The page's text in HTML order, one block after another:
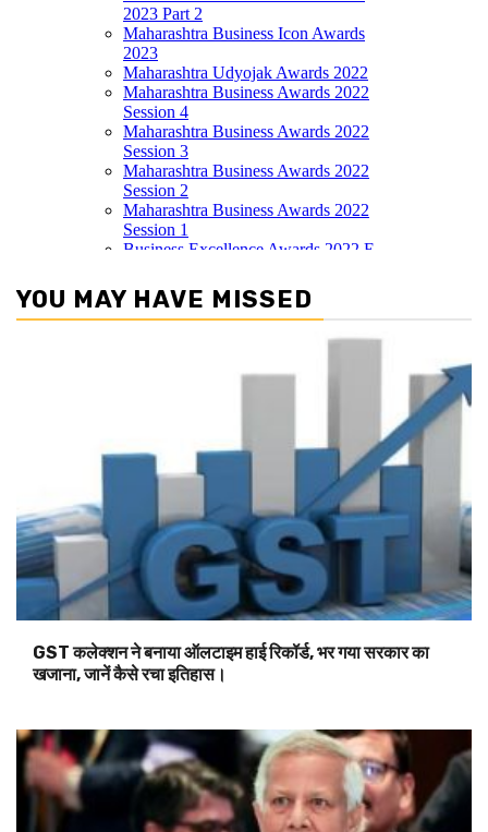
YOU MAY HAVE MISSED
GST कलेक्शन ने बनाया ऑलटाइम हाई रिकॉर्ड, भर गया सरकार का
खजाना, जानें कैसे रचा इतिहास।